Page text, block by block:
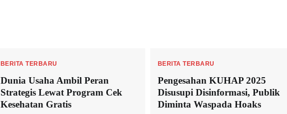
BERITA TERBARU
Dunia Usaha Ambil Peran
Strategis Lewat Program Cek
Kesehatan Gratis
BERITA TERBARU
Pengesahan KUHAP 2025
Disusupi Disinformasi, Publik
Diminta Waspada Hoaks